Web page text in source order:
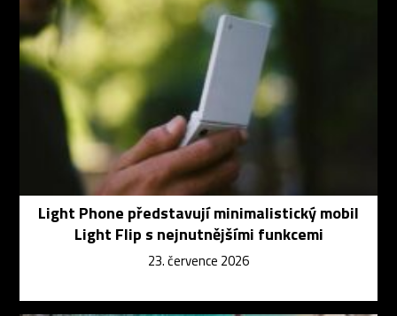
Light Phone představují minimalistický mobil
Light Flip s nejnutnějšími funkcemi
23. července 2026